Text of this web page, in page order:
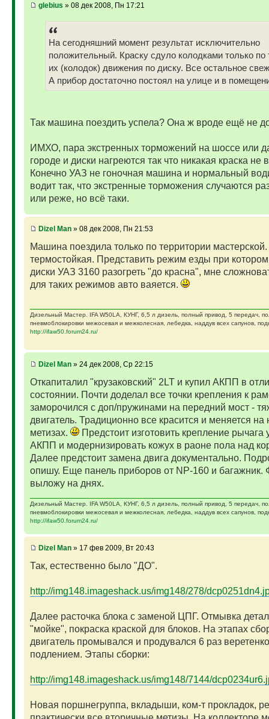
glebius » 08 дек 2008, Пн 17:21
На сегодняшний момент результат исключительно
положительный. Краску сдуло колодками только по
их (колодок) движения по диску. Все остальное
А прибор достаточно постоял на улице и в
Так машина поездить успела? Она ж вроде ещё не
ИМХО, пара экстренных торможений на шоссе или
городе и диски нагреются так что никакая краска не
Конечно УАЗ не гоночная машина и нормальный
водит так, что экстренные торможения случаются
или реже, но всё таки.
Dizel Man» 08 дек 2008, Пн 21:53
Машина поездила только по территории мастерской.
термостойкая. Представить режим езды при
диски УАЗ 3160 разогреть "до красна", мне
для таких режимов авто ваяется.
Дизельный Мастер. IFA W50LA, КУНГ, 6,5 л дизель, полный привод, 5 передач,
пневмоблокировки межосевая и межколесная, лебедка, наддув всех сапунов,
http://ifaw50.forum24.ru/
Dizel Man» 24 дек 2008, Ср 22:15
Откапиталил "крузаковский" 2LT и купил АКПП в
состоянии. Почти доделал все точки крепления к
заморочился с доп/пружинами на передний мост -
двигатель. Традиционно все красится и меняется на
метизах.
Предстоит изготовить крепление рычага
АКПП и модернизировать кожух в раоне пола над
Далее предстоит замена двига документально.
опишу. Еще панель приборов от NP-160 и багажник.
выложу на днях.
Дизельный Мастер. IFA W50LA, КУНГ, 6,5 л дизель, полный привод, 5 передач,
пневмоблокировки межосевая и межколесная, лебедка, наддув всех сапунов,
http://ifaw50.forum24.ru/
Dizel Man» 17 фев 2009, Вт 20:43
Так, естественно было "ДО".
http://img148.imageshack.us/img148/278/
Далее расточка блока с заменой ЦПГ. Отмывка
"мойке", покраска краской для блоков. На этапах
двигатель промывался и продувался 6 раз
подлением. Этапы сборки:
http://img148.imageshack.us/img148/7144/
Новая поршнегруппа, вкладыши, ком-т прокладок,